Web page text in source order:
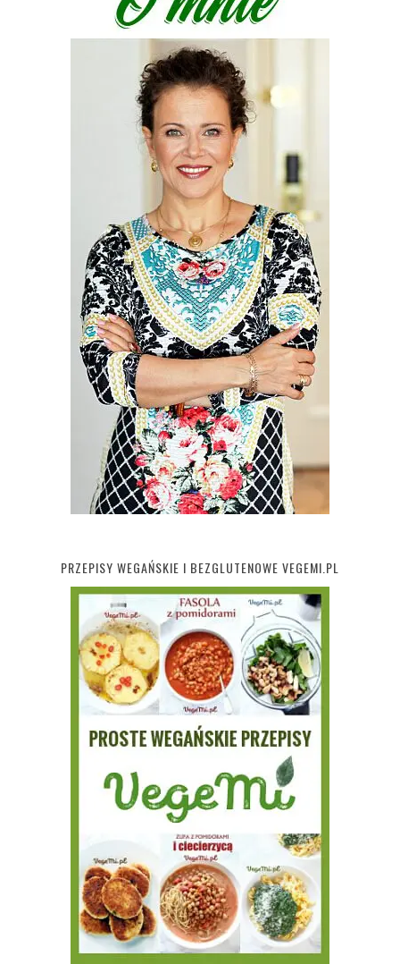
PRZEPISY WEGAŃSKIE I BEZGLUTENOWE VEGEMI.PL